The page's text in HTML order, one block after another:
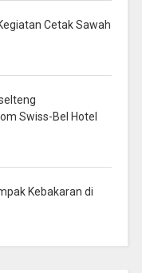
Cetak Sawah
Swiss-Bel Hotel
Kebakaran di